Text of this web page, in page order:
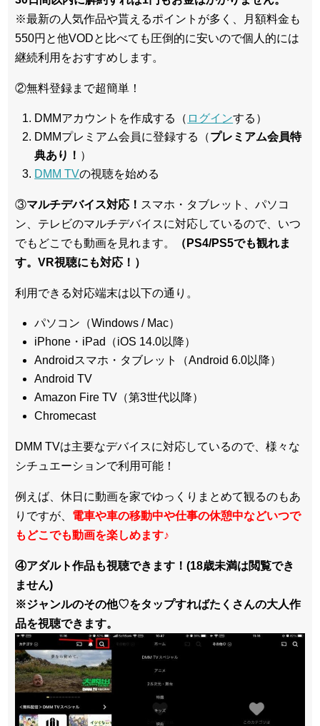
※最新の人気作品や貰えるポイントが多く、月額料金も
550円と他VODと比べても圧倒的に安いので個人的には
継続利用をおすすめします。
②無料登録まで超簡単！
DMMアカウントを作成する（ ログインする）
DMMプレミアム会員に登録する（プレミアム会員特
典あり！ ）
DMM TVの視聴を始める
③マルチデバイス対応！ スマホ・タブレット、パソコ
ン、テレビのマルチデバイスに対応しているので、いつ
でもどこでも動画を見れます。
（PS4/PS5でも観れま
す。VR視聴にも対応！）
利用できる対応端末は以下の通り。
パソコン（Windows / Mac）
iPhone・iPad（iOS 14.0以降）
Androidスマホ・タブレット（Android 6.0以降）
Android TV
Amazon Fire TV（第3世代以降）
Chromecast
DMM TVは主要なデバイスに対応しているので、 様々な
シチュエーションで利用可能！
例えば、休日に動画を家でゆっくりまとめて観るのもあ
りですが、 電車や車の移動中や仕事の休憩中などいつで
もどこでも動画を楽しめます♪
④アダルト作品も視聴できます！(18歳未満は閲覧でき
ません)
※ジャンルのその他♡をタップすればたくさんの大人作
品を視聴できます。